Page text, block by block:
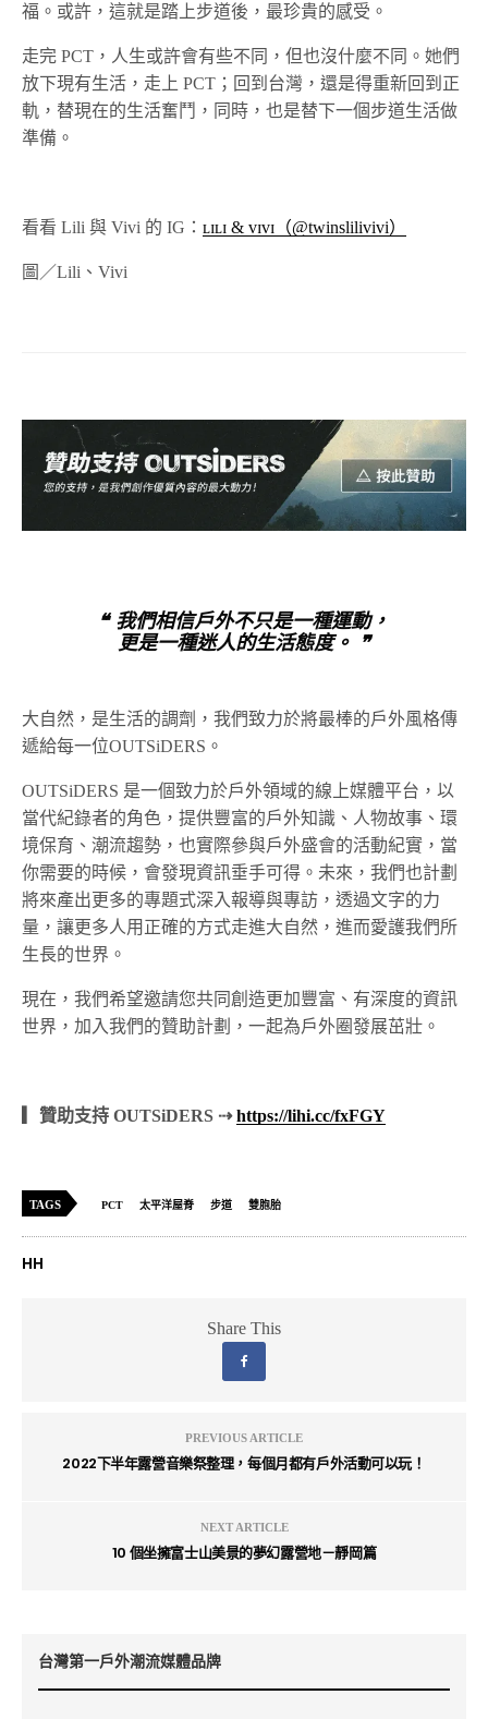
福。或許，這就是踏上步道後，最珍貴的感受。
走完 PCT，人生或許會有些不同，但也沒什麼不同。她們
放下現有生活，走上 PCT；回到台灣，還是得重新回到正
軌，替現在的生活奮鬥，同時，也是替下一個步道生活做
準備。
看看 Lili 與 Vivi 的 IG：ʟɪʟɪ & ᴠɪᴠɪ（@twinslilivivi）
圖／Lili、Vivi
❝ 我們相信戶外不只是一種運動，
更是一種迷人的生活態度。 ❞
大自然，是生活的調劑，我們致力於將最棒的戶外風格傳
遞給每一位OUTSiDERS。
OUTSiDERS 是一個致力於戶外領域的線上媒體平台，以
當代紀錄者的角色，提供豐富的戶外知識、人物故事、環
境保育、潮流趨勢，也實際參與戶外盛會的活動紀實，當
你需要的時候，會發現資訊垂手可得。未來，我們也計劃
將來產出更多的專題式深入報導與專訪，透過文字的力
量，讓更多人用正確的方式走進大自然，進而愛護我們所
生長的世界。
現在，我們希望邀請您共同創造更加豐富、有深度的資訊
世界，加入我們的贊助計劃，一起為戶外圈發展茁壯。
▎贊助支持 OUTSiDERS ⇢https://lihi.cc/fxFGY
TAGS PCT 太平洋屋脊 步道 雙胞胎
HH
Share This
PREVIOUS ARTICLE
2022下半年露營音樂祭整理，每個月都有戶外活動可以玩！
NEXT ARTICLE
10 個坐擁富士山美景的夢幻露營地－靜岡篇
台灣第一戶外潮流媒體品牌